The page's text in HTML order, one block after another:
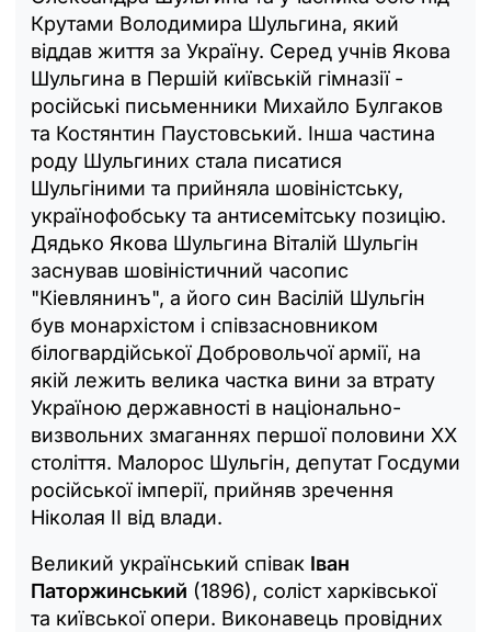
Крутами Володимира Шульгина, який
віддав життя за Україну. Серед учнів Якова
Шульгина в Першій київській гімназії -
російські письменники Михайло Булгаков
та Костянтин Паустовський. Інша частина
роду Шульгиних стала писатися
Шульгіними та прийняла шовіністську,
українофобську та антисемітську позицію.
Дядько Якова Шульгина Віталій Шульгін
заснував шовіністичний часопис
"Кіевлянинъ", а його син Васілій Шульгін
був монархістом і співзасновником
білогвардійської Добровольчої армії, на
якій лежить велика частка вини за втрату
Україною державності в національно-
визвольних змаганнях першої половини ХХ
століття. Малорос Шульгін, депутат Госдуми
російської імперії, прийняв зречення
Ніколая ІІ від влади.
Великий український співак Іван
Паторжинський (1896), соліст харківської
та київської опери. Виконавець провідних